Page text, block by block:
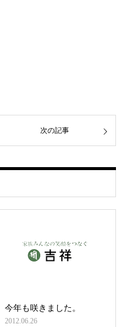
次の記事
今年も咲きました。
2012.06.26